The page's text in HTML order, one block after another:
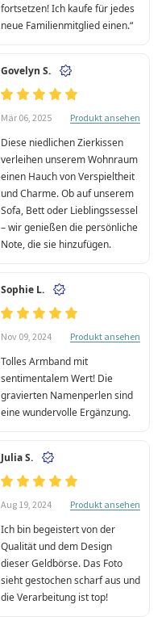
fortsetzen! Ich kaufe für jedes
neue Familienmitglied einen.“
Govelyn S.
Mär 06, 2025 Produkt ansehen
Diese niedlichen Zierkissen
verleihen unserem Wohnraum
einen Hauch von Verspieltheit
und Charme. Ob auf unserem
Sofa, Bett oder Lieblingssessel
– wir genießen die persönliche
Note, die sie hinzufügen.
Sophie L.
Nov 09, 2024 Produkt ansehen
Tolles Armband mit
sentimentalem Wert! Die
gravierten Namenperlen sind
eine wundervolle Ergänzung.
Julia S.
Aug 19, 2024 Produkt ansehen
Ich bin begeistert von der
Qualität und dem Design
dieser Geldbörse. Das Foto
sieht gestochen scharf aus und
die Verarbeitung ist top!